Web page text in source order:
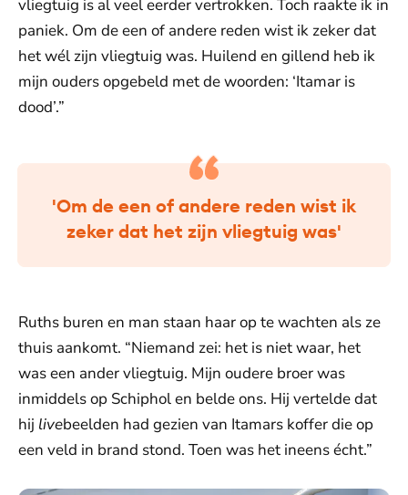
vliegtuig is al veel eerder vertrokken. Toch raakte ik in
paniek. Om de een of andere reden wist ik zeker dat
het wél zijn vliegtuig was. Huilend en gillend heb ik
mijn ouders opgebeld met de woorden: ‘Itamar is
dood’.”
'Om de een of andere reden wist ik
zeker dat het zijn vliegtuig was'
Ruths buren en man staan haar op te wachten als ze
thuis aankomt. “Niemand zei: het is niet waar, het
was een ander vliegtuig. Mijn oudere broer was
inmiddels op Schiphol en belde ons. Hij vertelde dat
hij livebeelden had gezien van Itamars koffer die op
een veld in brand stond. Toen was het ineens écht.”